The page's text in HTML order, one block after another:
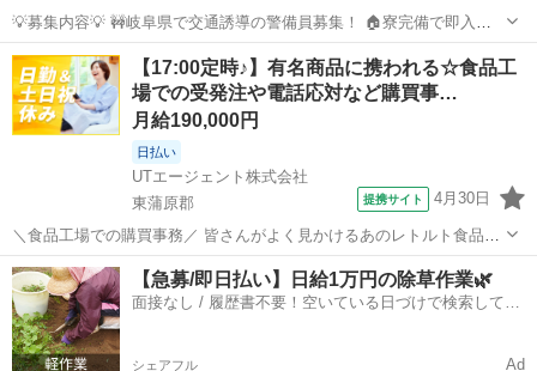
💡募集内容💡 🚧岐阜県で交通誘導の警備員募集！ 🏠寮完備で即入寮
OK。 🔰未経験でも安心の研修体制。 👫男女歓迎＆カップル応募も大
歓迎。 ✨安心して働ける環境で新生活をスタートしませんか？ 💴【日
給】 ✅日...
新潟 東蒲原郡 その他 Web
【17:00定時♪】有名商品に携われる☆食品工
場での受発注や電話応対など購買事…
月給190,000円
日払い
UTエージェント株式会社
東蒲原郡
提携サイト 4月30日
＼食品工場での購買事務／ 皆さんがよく見かけるあのレトルト食品や
缶詰食品を中心とした製造工場です！ 原材料は日本国内のみならず世
界各国から入荷しています♪ ☆主に購買担当として事務サポートをし
ていただきます！ 人とのコミュ...
新潟 東蒲原郡 一般事務
【急募/即日払い】日給1万円の除草作業🌿
面接なし / 履歴書不要！空いている日づけで検索して即
シェアフル Ad